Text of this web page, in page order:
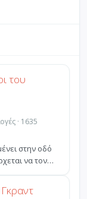
του
· 1635
στην οδό
να τον